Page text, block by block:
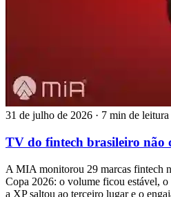
31 de julho de 2026 · 7 min de leitura
TV do fintech brasileiro não
A MIA monitorou 29 marcas fintech
Copa 2026: o volume ficou estável,
a XP saltou ao terceiro lugar e o